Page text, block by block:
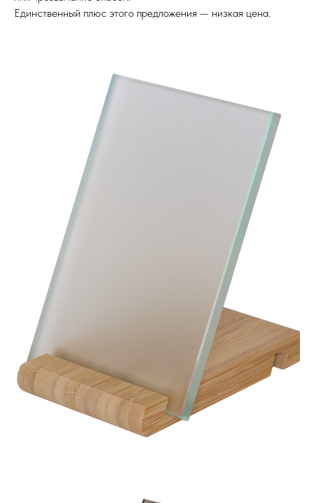
Единственный плюс этого предложения — низкая цена.